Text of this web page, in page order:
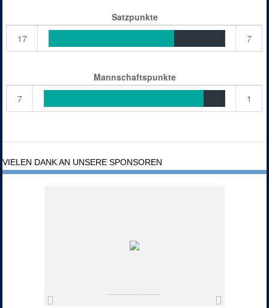
Satzpunkte
17
7
Mannschaftspunkte
7
1
VIELEN DANK AN UNSERE SPONSOREN